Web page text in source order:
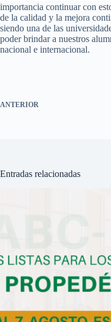
importancia continuar con
de la calidad y la mejora
siendo una de las
poder brindar a nuestros
nacional e internacional.
ANTERIOR
Entradas relacionadas